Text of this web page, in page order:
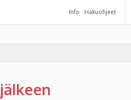
Info Hakuohjeet